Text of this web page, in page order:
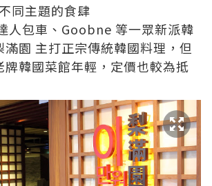
同主題的食肆
人包車 、 Goobne 等一眾新派韓
滿園 主打正宗傳統韓國料理，但
牌韓國菜館年輕，定價也較為抵